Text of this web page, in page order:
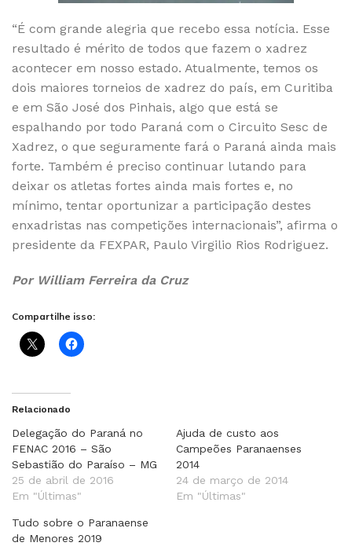
“É com grande alegria que recebo essa notícia. Esse
resultado é mérito de todos que fazem o xadrez
acontecer em nosso estado. Atualmente, temos os
dois maiores torneios de xadrez do país, em Curitiba
e em São José dos Pinhais, algo que está se
espalhando por todo Paraná com o Circuito Sesc de
Xadrez, o que seguramente fará o Paraná ainda mais
forte. Também é preciso continuar lutando para
deixar os atletas fortes ainda mais fortes e, no
mínimo, tentar oportunizar a participação destes
enxadristas nas competições internacionais”, afirma o
presidente da FEXPAR, Paulo Virgilio Rios Rodriguez.
Por William Ferreira da Cruz
Compartilhe isso:
Relacionado
Delegação do Paraná no
FENAC 2016 – São
Sebastião do Paraíso – MG
25 de abril de 2016
Em "Últimas"
Ajuda de custo aos
Campeões Paranaenses
2014
24 de março de 2014
Em "Últimas"
Tudo sobre o Paranaense
de Menores 2019